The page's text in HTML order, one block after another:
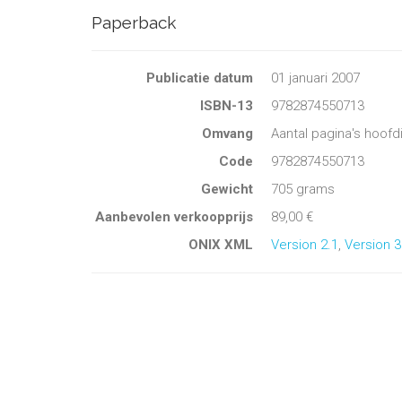
Paperback
Publicatie datum
01 januari 2007
ISBN-13
9782874550713
Omvang
Aantal pagina's
Code
9782874550713
Gewicht
705 grams
Aanbevolen verkoopprijs
89,00 €
ONIX XML
Version 2.1 Version 3